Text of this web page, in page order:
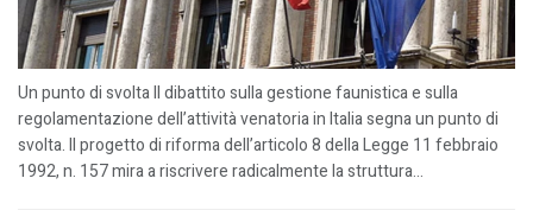
Un punto di svolta Il dibattito sulla gestione faunistica e sulla
regolamentazione dell’attività venatoria in Italia segna un punto di
svolta. Il progetto di riforma dell’articolo 8 della Legge 11 febbraio
1992, n. 157 mira a riscrivere radicalmente la struttura...